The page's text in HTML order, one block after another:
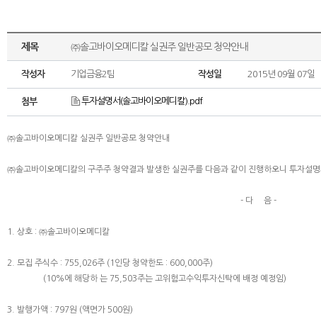
제목 ㈜솔고바이오메디칼 실권주 일반공모 청약안내
작성자 기업금융2팀 작성일 2015년 09월 07일
첨부 투자설명서(솔고바이오메디칼).pdf
㈜솔고바이오메디칼 실권주 일반공모 청약안내
㈜솔고바이오메디칼의 구주주 청약결과 발생한 실권주를 다음과 같이 진행하오니 투자설
- 다 음 -
1. 상호 : ㈜솔고바이오메디칼
2. 모집 주식수 : 755,026주 (1인당 청약한도 : 600,000주)
(10%에 해당하 는 75,503주는 고위험고수익투자신탁에 배정 예정임)
3. 발행가액 : 797원 (액면가 500원)